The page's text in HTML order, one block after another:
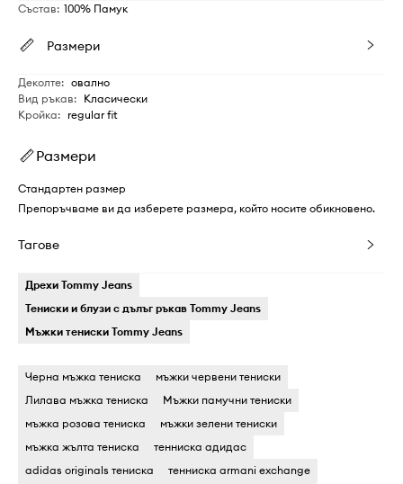
Състав: 100% Памук
Размери
Деколте: овално
Вид ръкав: Класически
Кройка: regular fit
Размери
Стандартен размер
Препоръчваме ви да изберете размера, който носите обикновено.
Тагове
Дрехи Tommy Jeans
Тениски и блузи с дълъг ръкав Tommy Jeans
Мъжки тениски Tommy Jeans
Черна мъжка тениска
мъжки червени тениски
Лилава мъжка тениска
Мъжки памучни тениски
мъжка розова тениска
мъжки зелени тениски
мъжка жълта тениска
тенниска адидас
adidas originals тениска
тенниска armani exchange